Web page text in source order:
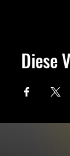
Diese